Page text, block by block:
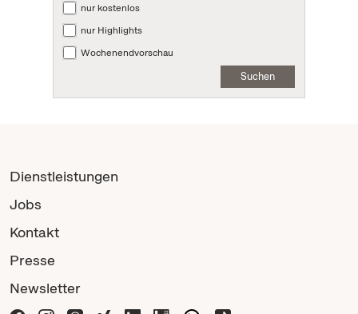
nur kostenlos
nur Highlights
Wochenendvorschau
Suchen
Dienstleistungen
Jobs
Kontakt
Presse
Newsletter